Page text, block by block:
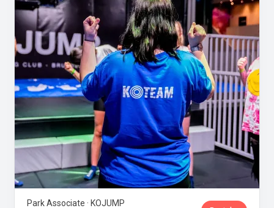
Park Associate · KOJUMP